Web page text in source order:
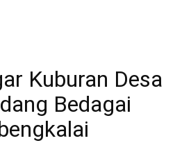
Kuburan Desa
Bedagai